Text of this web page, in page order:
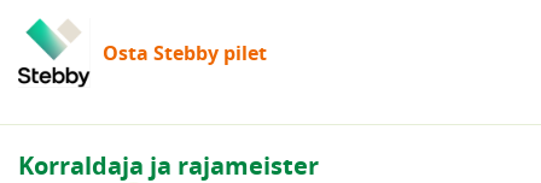
Osta Stebby pilet
Korraldaja ja rajameister